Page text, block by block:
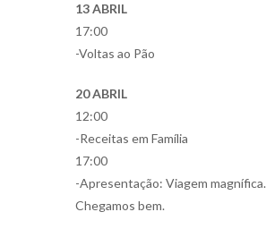
13 ABRIL
17:00
-Voltas ao Pão
20 ABRIL
12:00
-Receitas em Família
17:00
-Apresentação: Viagem magnífica.
Chegamos bem.